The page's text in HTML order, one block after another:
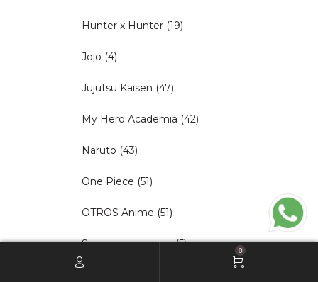
Hunter x Hunter (19)
Jojo (4)
Jujutsu Kaisen (47)
My Hero Academia (42)
Naruto (43)
One Piece (51)
OTROS Anime (51)
Super campeones (5)
0